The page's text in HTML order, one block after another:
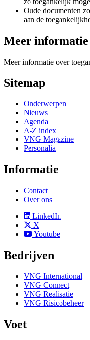
Oude documenten
aan de
Meer informatie
Meer informatie over
Sitemap
Onderwerpen
Nieuws
Agenda
A-Z index
VNG Magazine
Personalia
Informatie
Contact
Over ons
LinkedIn
X
Youtube
Bedrijven
VNG International
VNG Connect
VNG Realisatie
VNG Risicobeheer
Voet